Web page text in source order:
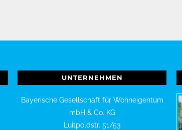
UNTERNEHMEN
Bayerische Gesellschaft für Wohneigentum
mbH & Co. KG
Luitpoldstr. 51/53